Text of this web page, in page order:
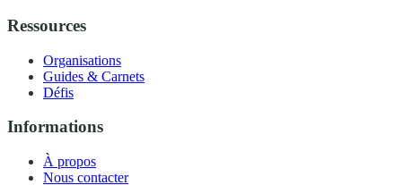
Ressources
Organisations
Guides & Carnets
Défis
Informations
À propos
Nous contacter